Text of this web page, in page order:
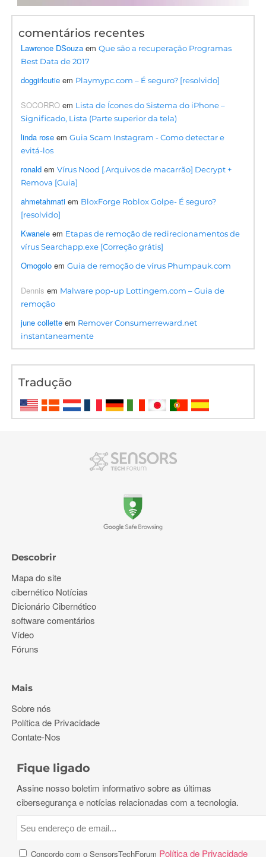
comentários recentes
Lawrence DSouza emQue são a recuperação Programas
Best Data de 2017
doggirlcutie em Playmypc.com – É seguro? [resolvido]
SOCORRO em Lista de Ícones do Sistema do iPhone –
Significado, Lista (Parte superior da tela)
linda rose emGuia Scam Instagram - Como detectar e
evitá-los
ronald emVírus Nood [.Arquivos de macarrão] Decrypt +
Remova [Guia]
ahmetahmati em BloxForge Roblox Golpe- É seguro?
[resolvido]
Kwanele em Etapas de remoção de redirecionamentos de
vírus Searchapp.exe [Correção grátis]
Omogolo emGuia de remoção de vírus Phumpauk.com
Dennis em Malware pop-up Lottingem.com – Guia de
remoção
june collette em Remover Consumerreward.net
instantaneamente
Tradução
Descobrir
Mapa do site
cibernético Notícias
Dicionário Cibernético
software comentários
Vídeo
Fóruns
Mais
Sobre nós
Política de Privacidade
Contate-Nos
Fique ligado
Assine nosso boletim informativo sobre as últimas
cibersegurança e notícias relacionadas com a tecnologia.
Concordo com o SensorsTechForum Política de Privacidade